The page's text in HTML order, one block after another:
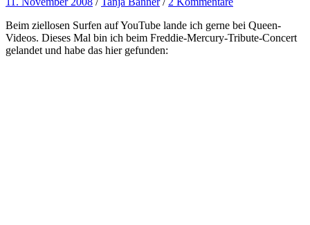
Beim ziellosen Surfen auf YouTube lande ich gerne bei Queen-
Videos. Dieses Mal bin ich beim Freddie-Mercury-Tribute-Concert
gelandet und habe das hier gefunden: